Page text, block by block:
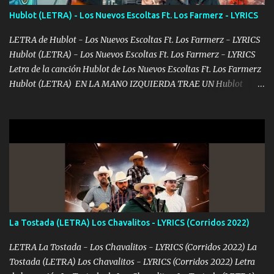
contéstame la llamada pa dedicarte unas bonitas palabras así
borracho me animo a decirte todo y puedo describirlo mucho que
me encantes Decirte que me siento muy feliz y emocionado por
tenerte aquí espero que quiera...
Hublot (LETRA) - Los Nuevos Escoltas Ft. Los Farmerz - LYRICS
LETRA de Hublot - Los Nuevos Escoltas Ft. Los Farmerz - LYRICS
Hublot (LETRA) - Los Nuevos Escoltas Ft. Los Farmerz - LYRICS
Letra de la canción Hublot de Los Nuevos Escoltas Ft. Los Farmerz
Hublot (LETRA) EN LA MANO IZQUIERDA TRAE UN Hublot
LLEGO EL MANDADO TODO COMPLETITO TODAVÍA LLEGO
ESTAMPADO ♦️🔷♦️ TRES O CUATRO DÍAS PA DESAFANARLO OTRO
MESECITO VAYA ALISTANDO PURO BILLETITO DEL FRANKIE
MANDAMOS HACE MUCHO BULTO LAS CARAS DEL JACKSON♦️
PAGO AL CONTADO Y NO DEJO NINGÚN RASTRO SE MUEVEN
LAS PACAS LAS LIGAS VAMOS TRONANDO♦️🔷♦️♦️🔷 YO NO MUEVO
MOTA SOLO LA FUMAMOS DONDE SE ME ANTOJA UN GALLO
FORJAMOS ESTOY BIEN CONECTADO Y GENTE TRAIGO AL
MANDO YA DIJE MI NOMBRE Y NI CUENTA SE HAN DADO♦️🔷
La Tostada (LETRA) Los Chavalitos - LYRICS (Corridos 2022)
LETRA La Tostada - Los Chavalitos - LYRICS (Corridos 2022) La
Tostada (LETRA) Los Chavalitos - LYRICS (Corridos 2022) Letra